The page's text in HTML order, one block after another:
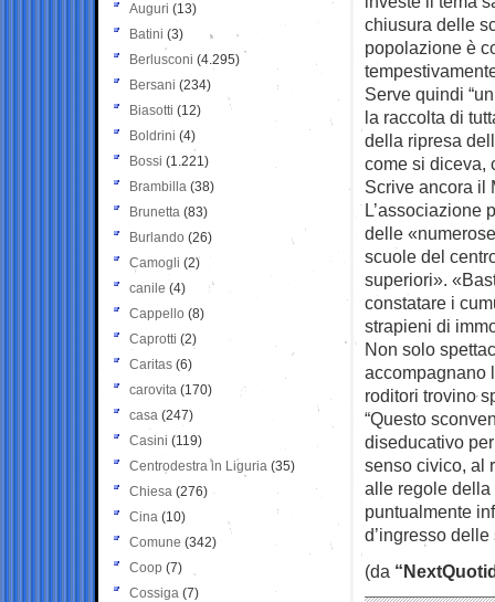
chiusura delle
popolazione è
Serve quindi
la raccolta di
della ripresa
come si diceva,
Scrive ancora il
L’associazione
delle
scuole del
superiori».
constatare i
strapieni di
Non solo
accompagnano
roditori trovino
“Questo
diseducativo
senso civico, al
alle regole
puntualmente
d’ingresso
(da
Auguri (13)
Batini (3)
Berlusconi (4.295)
Bersani (234)
Biasotti (12)
Boldrini (4)
Bossi (1.221)
Brambilla (38)
Brunetta (83)
Burlando (26)
Camogli (2)
canile (4)
Cappello (8)
Caprotti (2)
Caritas (6)
carovita (170)
casa (247)
Casini (119)
Centrodestra in Liguria (35)
Chiesa (276)
Cina (10)
Comune (342)
Coop (7)
Cossiga (7)